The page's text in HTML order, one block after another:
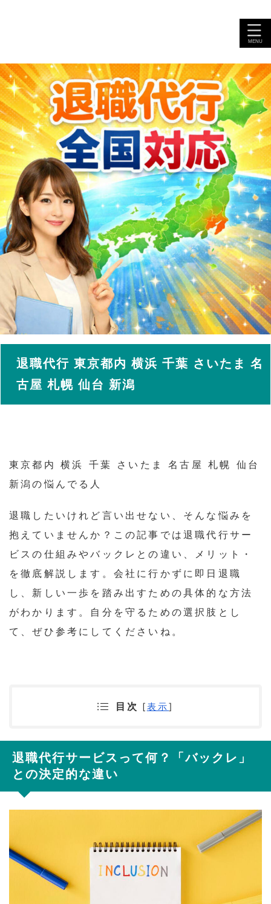
退職代行 東京都内 横浜 千葉 さいたま 名
古屋 札幌 仙台 新潟
東京都内 横浜 千葉 さいたま 名古屋 札幌 仙台
新潟の悩んでる人
退職したいけれど言い出せない、そんな悩みを
抱えていませんか？この記事では退職代行サー
ビスの仕組みやバックレとの違い、メリット・
を徹底解説します。会社に行かずに即日退職
し、新しい一歩を踏み出すための具体的な方法
がわかります。自分を守るための選択肢とし
て、ぜひ参考にしてくださいね。
目次 [表示]
退職代行サービスって何？「バックレ」
との決定的な違い